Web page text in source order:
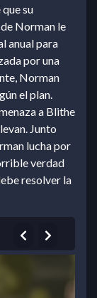
su
Norman le
anual para
por una
Norman
el plan.
a Blithe
Junto
lucha por
verdad
resolver la
Previous